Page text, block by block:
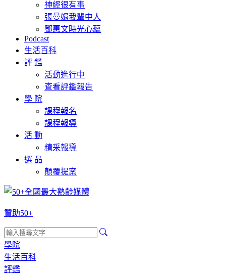
神經很有事
張曼娟我輩中人
鄧惠文時光心蘊
Podcast
生活百科
評 鑑
活動進行中
查看評鑑報告
學 院
課程報名
課程報導
活 動
精采報導
選 品
顛覆提案
贊助50+
學院
生活百科
評鑑